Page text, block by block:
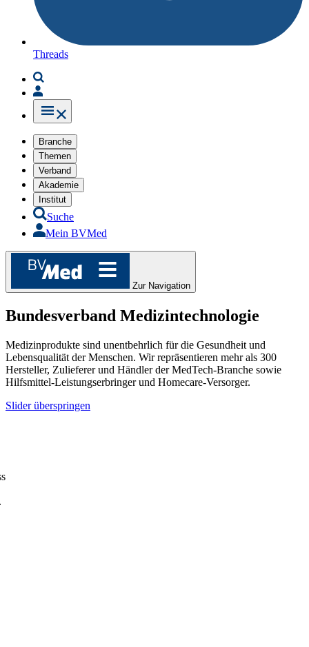
Threads
Branche
Themen
Verband
Akademie
Institut
Suche
Mein BVMed
Zur Navigation
Bundesverband Medizintechnologie
Medizinprodukte sind unentbehrlich für die Gesundheit und
Lebensqualität der Menschen. Wir repräsentieren mehr als 300
Hersteller, Zulieferer und Händler der MedTech-Branche sowie
Hilfsmittel-Leistungserbringer und Homecare-Versorger.
Slider überspringen